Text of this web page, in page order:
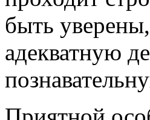
быть
адекватную